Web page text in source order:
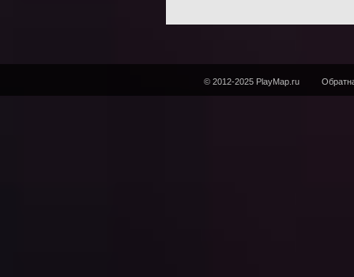
© 2012-2025 PlayMap.ru